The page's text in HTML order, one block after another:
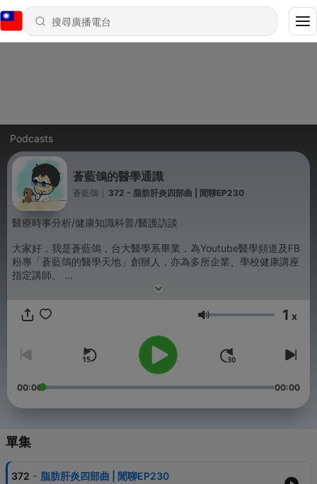
Podcasts
蒼藍鴿的醫學通識
蒼藍鴿 372 - 脂肪肝炎四部曲 | 閒聊EP230
醫療時事分析/健康知識科普/醫護訪談
大家好，我是蒼藍鴿，台大醫學系畢業，為Youtube醫學頻道及FB
粉專「蒼藍鴿的醫學天地」創辦人，亦為多所企業、學校健康講座
指定講師。
輸入折扣碼「bluepigeon」享全品項9折優惠!
點我購買▶ https://reurl.cc/N6Mb86
https://pay.firstory.me/user/bluepigeon0810
音量 1 x
00:00 00:00
單集
372 - 脂肪肝炎四部曲 | 閒聊EP230